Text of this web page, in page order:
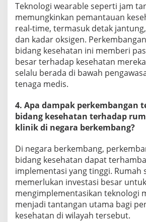
Teknologi wearable seperti jam
memungkinkan pemantauan
real-time, termasuk detak
dan kadar oksigen.
bidang kesehatan ini memberi
besar terhadap kesehatan
selalu berada di bawah
tenaga medis.
4. Apa dampak perkembangan
bidang kesehatan terhadap
klinik di negara berkembang?
Di negara berkembang,
bidang kesehatan dapat
implementasi yang tinggi. Rumah
memerlukan investasi besar
mengimplementasikan teknologi
menjadi tantangan utama bagi
kesehatan di wilayah tersebut.